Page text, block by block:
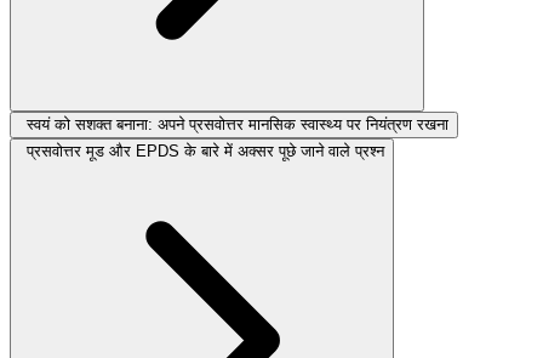
स्वयं को सशक्त बनाना: अपने प्रसवोत्तर मानसिक स्वास्थ्य पर नियंत्रण रखना
प्रसवोत्तर मूड और EPDS के बारे में अक्सर पूछे जाने वाले प्रश्न